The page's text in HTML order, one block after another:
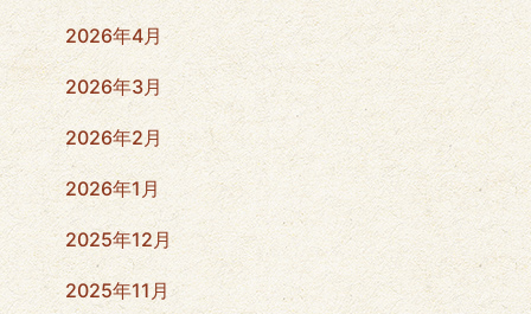
2026年4月
2026年3月
2026年2月
2026年1月
2025年12月
2025年11月